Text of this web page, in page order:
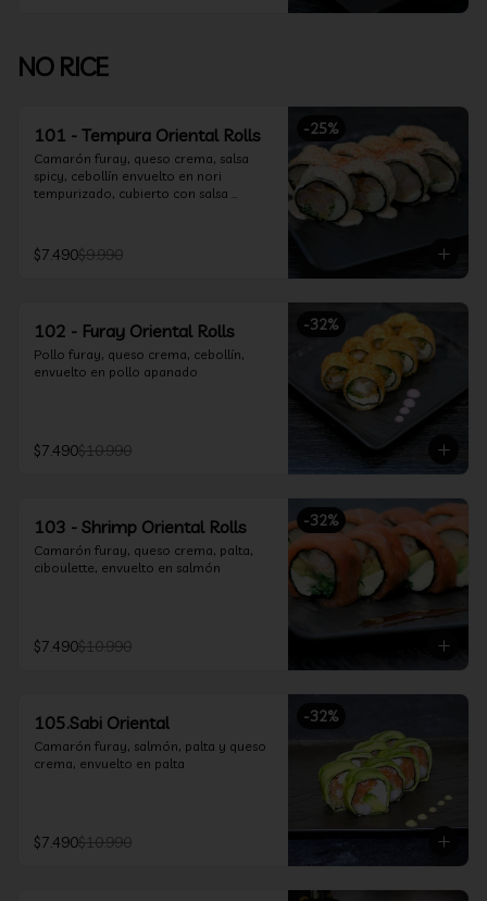
NO RICE
-25%
101 - Tempura Oriental Rolls
Camarón furay, queso crema, salsa
spicy, cebollín envuelto en nori
tempurizado, cubierto con salsa
$7.490$9.990
-32%
102 - Furay Oriental Rolls
Pollo furay, queso crema, cebollín,
envuelto en pollo apanado
$7.490$10.990
-32%
103 - Shrimp Oriental Rolls
Camarón furay, queso crema, palta,
ciboulette, envuelto en salmón
$7.490$10.990
-32%
105.Sabi Oriental
Camarón furay, salmón, palta y queso
crema, envuelto en palta
$7.490$10.990